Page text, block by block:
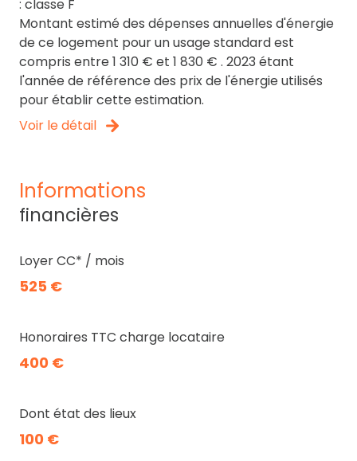
: classe F
Montant estimé des dépenses annuelles d'énergie
de ce logement pour un usage standard est
compris entre 1 310 € et 1 830 € . 2023 étant
l'année de référence des prix de l'énergie utilisés
pour établir cette estimation.
Voir le détail
informations
financières
Loyer CC* / mois
525 €
Honoraires TTC charge locataire
400 €
Dont état des lieux
100 €